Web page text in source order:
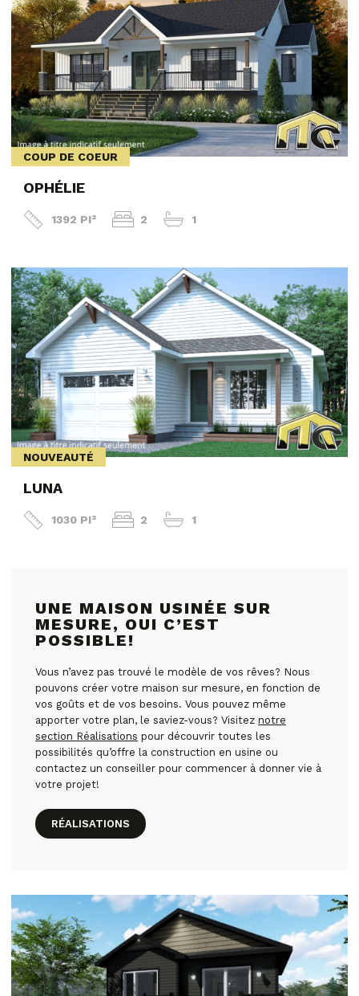
COUP DE COEUR
OPHÉLIE
1392 PI² 2 1
NOUVEAUTÉ
LUNA
1030 PI² 2 1
UNE MAISON USINÉE SUR
MESURE, OUI C’EST
POSSIBLE!
Vous n’avez pas trouvé le modèle de vos rêves? Nous
pouvons créer votre maison sur mesure, en fonction de
vos goûts et de vos besoins. Vous pouvez même
apporter votre plan, le saviez-vous? Visitez notre
section Réalisations pour découvrir toutes les
possibilités qu’offre la construction en usine ou
contactez un conseiller pour commencer à donner vie à
votre projet!
RÉALISATIONS